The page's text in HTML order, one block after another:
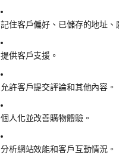
記住客戶偏好、已儲存的地址、
提供客戶支援。
允許客戶提交評論和其他內容。
個人化並改善購物體驗。
分析網站效能和客戶互動情況。